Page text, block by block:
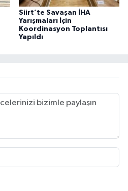
Siirt’te Savaşan İHA
Yarışmaları İçin
Koordinasyon Toplantısı
Yapıldı